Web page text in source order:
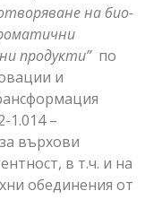
на био-
продукти” по
и
1.014 –
върхови
в т.ч. и на
обединения от